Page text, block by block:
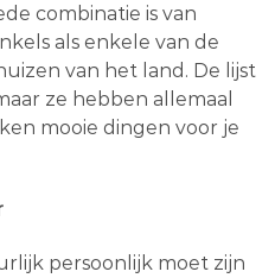
combinatie is van
als enkele van de
van het land. De lijst
ze hebben allemaal
mooie dingen voor je
persoonlijk moet zijn